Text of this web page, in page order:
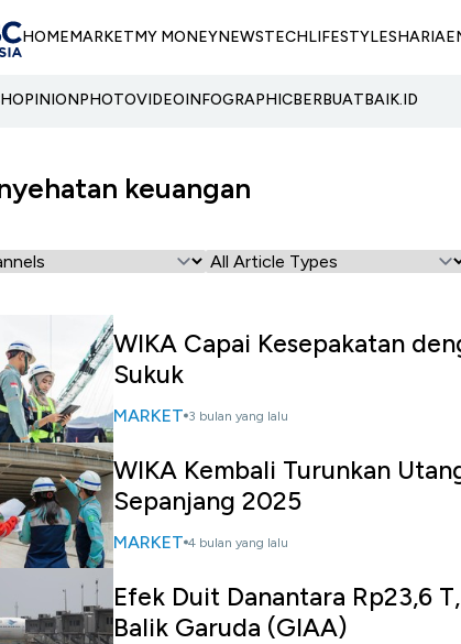
HOMEMARKETMY MONEYNEWSTECHLIFESTYLESHARIA
OPINIONPHOTOVIDEOINFOGRAPHICBERBUATBAIK.ID
keuangan
WIKA Capai Kesepakatan
Sukuk
MARKET 3 bulan yang lalu
WIKA Kembali Turunkan
Sepanjang 2025
MARKET 4 bulan yang lalu
Efek Duit Danantara Rp23,6
Balik Garuda (GIAA)